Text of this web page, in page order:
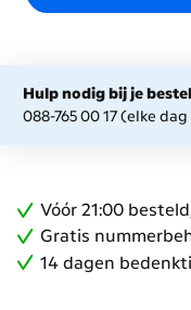
Hulp nodig bij je
088-765 00 17 (elke
Vóór 21:00
Gratis
14 dagen